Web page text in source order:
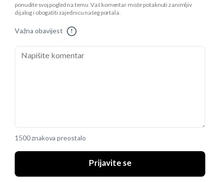
ponudite svoj pogled na temu. Vaš komentar može potaknuti zanimljiv
dijalog i obogatiti zajednicu našeg portala.
Važna obavijest !
1500 znakova preostalo
Prijavite se